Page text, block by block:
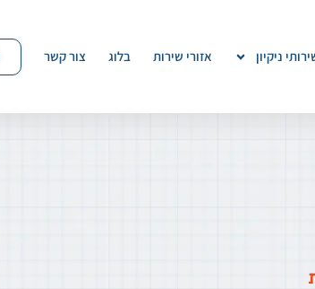
ניקיון אזורי שירות בלוג צור קשר